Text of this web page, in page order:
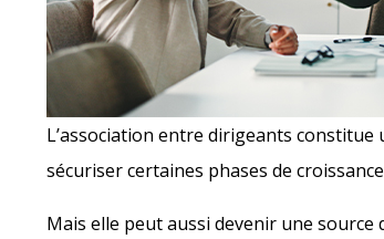
L’association entre dirigeants
sécuriser certaines phases de
Mais elle peut aussi devenir une